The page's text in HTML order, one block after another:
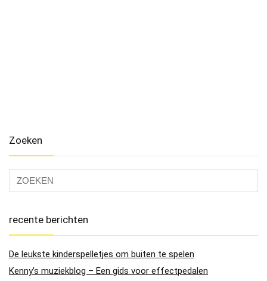
Zoeken
recente berichten
De leukste kinderspelletjes om buiten te spelen
Kenny’s muziekblog – Een gids voor effectpedalen